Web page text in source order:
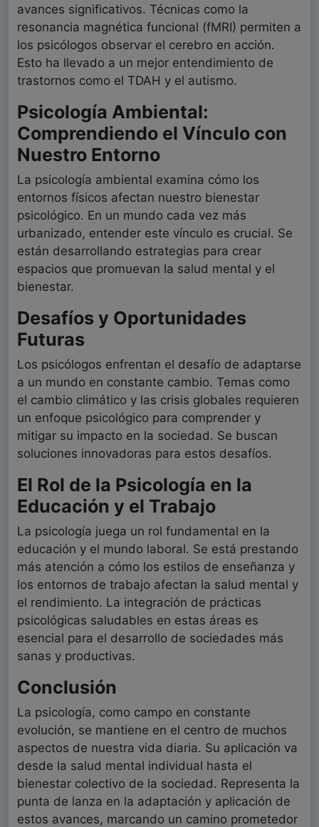
avances significativos. Técnicas como la
resonancia magnética funcional (fMRI) permiten a
los psicólogos observar el cerebro en acción.
Esto ha llevado a un mejor entendimiento de
trastornos como el TDAH y el autismo.
Psicología Ambiental:
Comprendiendo el Vínculo con
Nuestro Entorno
La psicología ambiental examina cómo los
entornos físicos afectan nuestro bienestar
psicológico. En un mundo cada vez más
urbanizado, entender este vínculo es crucial. Se
están desarrollando estrategias para crear
espacios que promuevan la salud mental y el
bienestar.
Desafíos y Oportunidades
Futuras
Los psicólogos enfrentan el desafío de adaptarse
a un mundo en constante cambio. Temas como
el cambio climático y las crisis globales requieren
un enfoque psicológico para comprender y
mitigar su impacto en la sociedad. Se buscan
soluciones innovadoras para estos desafíos.
El Rol de la Psicología en la
Educación y el Trabajo
La psicología juega un rol fundamental en la
educación y el mundo laboral. Se está prestando
más atención a cómo los estilos de enseñanza y
los entornos de trabajo afectan la salud mental y
el rendimiento. La integración de prácticas
psicológicas saludables en estas áreas es
esencial para el desarrollo de sociedades más
sanas y productivas.
Conclusión
La psicología, como campo en constante
evolución, se mantiene en el centro de muchos
aspectos de nuestra vida diaria. Su aplicación va
desde la salud mental individual hasta el
bienestar colectivo de la sociedad. Representa la
punta de lanza en la adaptación y aplicación de
estos avances, marcando un camino prometedor